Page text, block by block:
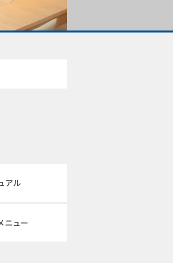
アル
ニュー